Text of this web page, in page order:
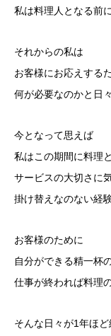
私は料理人となる前
それからの私は
お客様にお応えする
何が必要なのかと日
今となって思えば
私はこの期間に料理
サービスの大切さに
掛け替えなのない経
お客様のために
自分ができる精一杯
仕事が終われば料理
そんな日々が1年ほど